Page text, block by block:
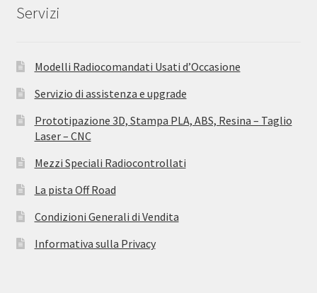
Servizi
Modelli Radiocomandati Usati d’Occasione
Servizio di assistenza e upgrade
Prototipazione 3D, Stampa PLA, ABS, Resina – Taglio
Laser – CNC
Mezzi Speciali Radiocontrollati
La pista Off Road
Condizioni Generali di Vendita
Informativa sulla Privacy